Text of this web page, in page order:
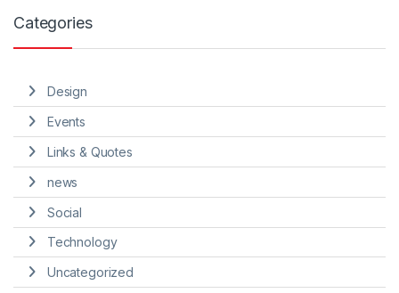
Categories
Design
Events
Links & Quotes
news
Social
Technology
Uncategorized